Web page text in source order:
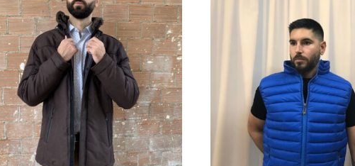
ΜΠΟΥΦΑΝ DNR ΜΠΟΥΦΑΝ ΓΙΛΕΚΟ